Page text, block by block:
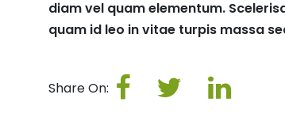
diam vel quam elementum.
quam id leo in vitae turpis massa
Share On: